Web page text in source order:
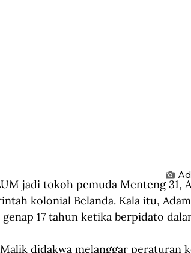
jadi tokoh pemuda Menteng
kolonial Belanda. Kala itu,
17 tahun ketika berpidato
didakwa melanggar peraturan